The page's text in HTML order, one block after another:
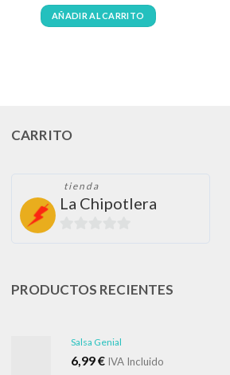
AÑADIR AL CARRITO
CARRITO
tienda
La Chipotlera
5
PRODUCTOS RECIENTES
Salsa Genial
6,99€ IVA Incluido